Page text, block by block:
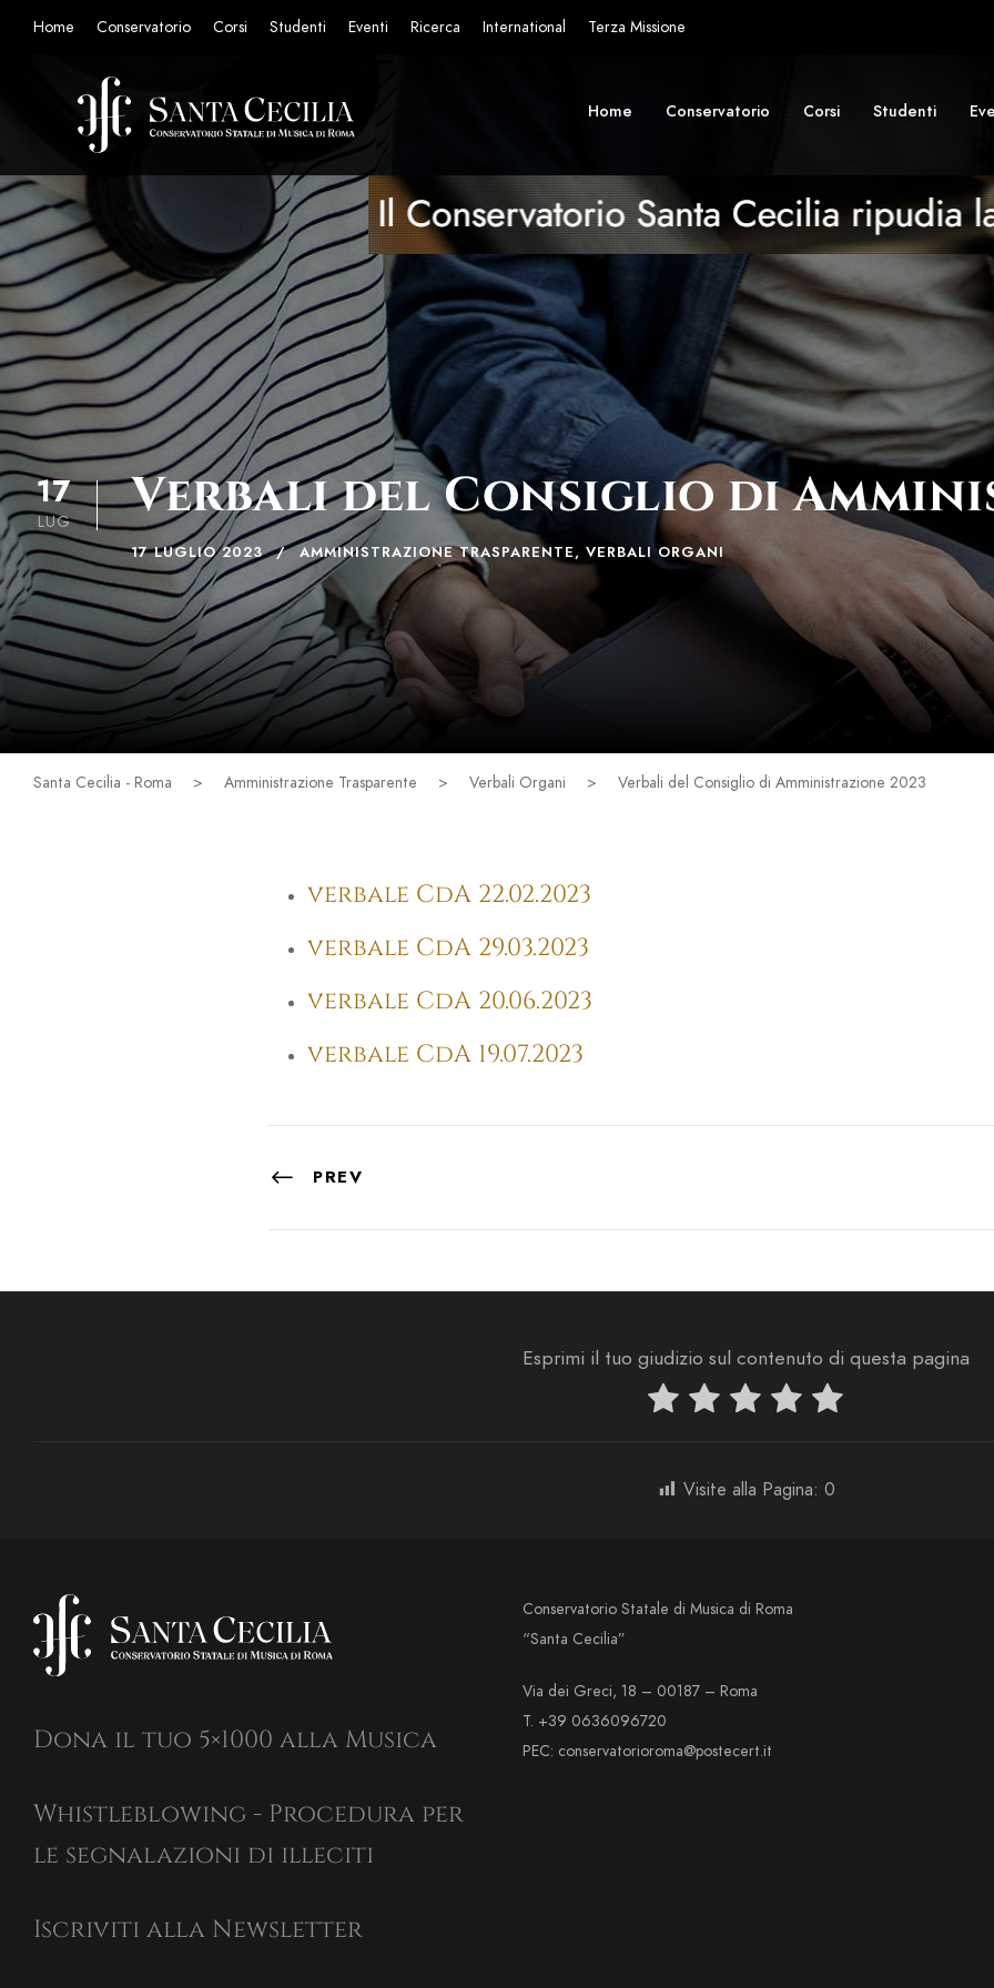
Home Conservatorio Corsi Studenti Eventi Ricerca International Terza Missione
Home Conservatorio Corsi Studenti
17
LUG Verbali del Consiglio di
17 LUGLIO 2023 AMMINISTRAZIONE TRASPARENTE, VERBALI ORGANI
Santa Cecilia - Roma > Amministrazione Trasparente > Verbali Organi > Verbali del Consiglio di Amministrazione 2023
verbale CdA 22.02.2023
verbale CdA 29.03.2023
verbale CdA 20.06.2023
verbale CdA 19.07.2023
PREV
Esprimi il tuo giudizio sul contenuto di questa pagina
Visite alla Pagina: 0
Dona il tuo 5×1000 alla Musica
Whistleblowing - Procedura per
le segnalazioni di illeciti
Iscriviti alla Newsletter
Conservatorio Statale di Musica di Roma
“Santa Cecilia”
Via dei Greci, 18 – 00187 – Roma
T. +39 0636096720
PEC: conservatorioroma@postecert.it